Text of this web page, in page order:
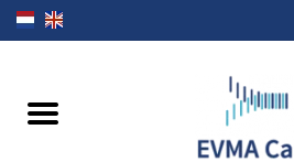
Home